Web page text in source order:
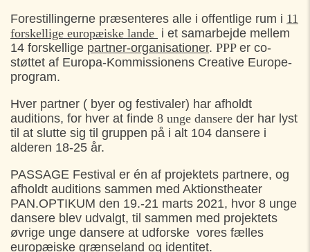
Forestillingerne præsenteres alle i offentlige rum i 11
forskellige europæiske lande i et samarbejde mellem
14 forskellige partner-organisationer. PPP er co-
støttet af Europa-Kommissionens Creative Europe-
program.
Hver partner ( byer og festivaler) har afholdt
auditions, for hver at finde 8 unge dansere der har lyst
til at slutte sig til gruppen på i alt 104 dansere i
alderen 18-25 år.
PASSAGE Festival er én af projektets partnere, og
afholdt auditions sammen med Aktionstheater
PAN.OPTIKUM den 19.-21 marts 2021, hvor 8 unge
dansere blev udvalgt, til sammen med projektets
øvrige unge dansere at udforske vores fælles
europæiske grænseland og identitet.